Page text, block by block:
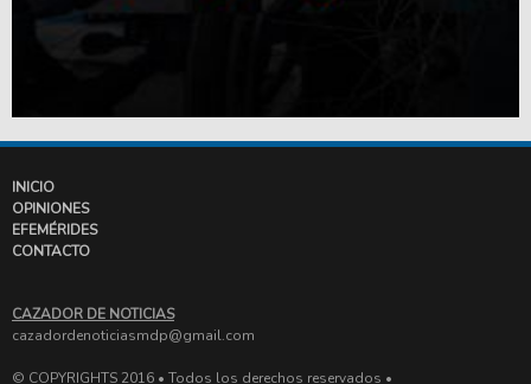
INICIO
OPINIONES
EFEMÉRIDES
CONTACTO
CAZADOR DE NOTICIAS
cazadordenoticiasmdp@gmail.com
© COPYRIGHTS 2016 • Todos los derechos reservados •